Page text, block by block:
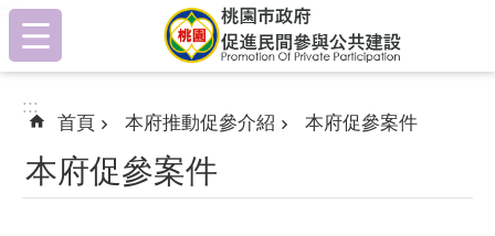
跳到主要內容區塊
:::
:::
首頁 本府推動促參介紹 本府促參案件
本府促參案件